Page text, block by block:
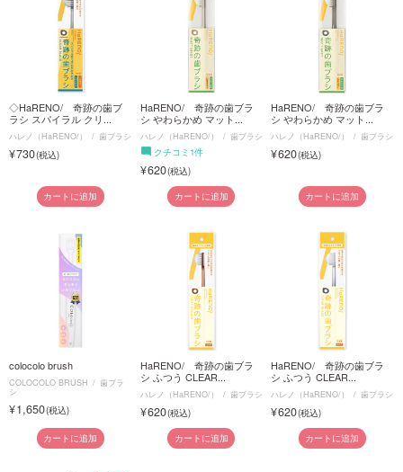
◇HaRENO/ 奇跡の歯ブ
ラシ スパイラル クリ...
ハレノ（HaRENO/） 歯ブラシ
730
カートに追加
HaRENO/ 奇跡の歯ブラ
シ やわらかめ マット...
ハレノ（HaRENO/） 歯ブラシ
クチコミ1件
620
カートに追加
HaRENO/ 奇跡の歯ブラ
シ やわらかめ マット...
ハレノ（HaRENO/） 歯ブラシ
620
カートに追加
colocolo brush
COLOCOLO BRUSH 歯ブラ
シ
1,650
カートに追加
HaRENO/ 奇跡の歯ブラ
シ ふつう CLEAR...
ハレノ（HaRENO/） 歯ブラシ
620
カートに追加
HaRENO/ 奇跡の歯ブラ
シ ふつう CLEAR...
ハレノ（HaRENO/） 歯ブラシ
620
カートに追加